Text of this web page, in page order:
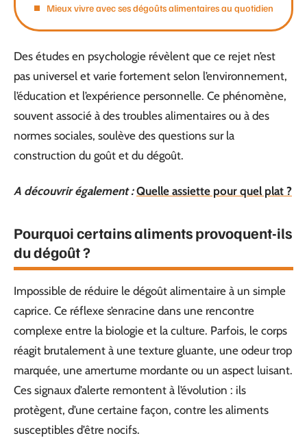
Mieux vivre avec ses dégoûts alimentaires au quotidien
Des études en psychologie révèlent que ce rejet n’est
pas universel et varie fortement selon l’environnement,
l’éducation et l’expérience personnelle. Ce phénomène,
souvent associé à des troubles alimentaires ou à des
normes sociales, soulève des questions sur la
construction du goût et du dégoût.
A découvrir également : Quelle assiette pour quel plat ?
Pourquoi certains aliments provoquent-ils
du dégoût ?
Impossible de réduire le dégoût alimentaire à un simple
caprice. Ce réflexe s’enracine dans une rencontre
complexe entre la biologie et la culture. Parfois, le corps
réagit brutalement à une texture gluante, une odeur trop
marquée, une amertume mordante ou un aspect luisant.
Ces signaux d’alerte remontent à l’évolution : ils
protègent, d’une certaine façon, contre les aliments
susceptibles d’être nocifs.